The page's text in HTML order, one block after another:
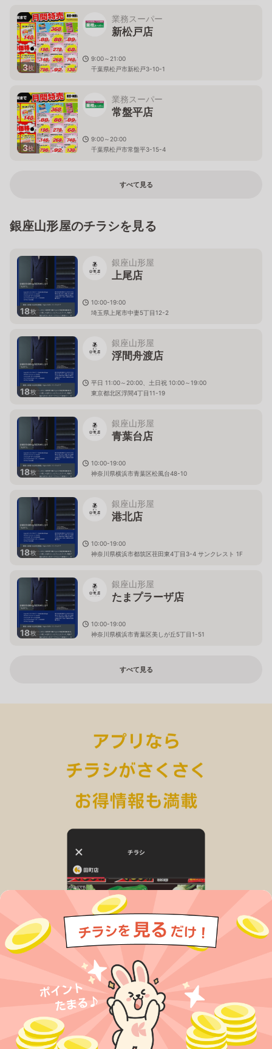
3枚
業務スーパー
新松戸店
9:00～21:00
千葉県松戸市新松戸3-10-1
3枚
業務スーパー
常盤平店
9:00～20:00
千葉県松戸市常盤平3-15-4
すべて見る
銀座山形屋のチラシを見る
18枚
銀座山形屋
上尾店
10:00-19:00
埼玉県上尾市中妻5丁目12-2
18枚
銀座山形屋
浮間舟渡店
平日 11:00～20:00、土日祝 10:00～19:00
東京都北区浮間4丁目11-19
18枚
銀座山形屋
青葉台店
10:00-19:00
神奈川県横浜市青葉区松風台48-10
18枚
銀座山形屋
港北店
10:00-19:00
神奈川県横浜市都筑区荏田東4丁目3-4 サンクレスト 1F
18枚
銀座山形屋
たまプラーザ店
10:00-19:00
神奈川県横浜市青葉区美しが丘5丁目1-51
すべて見る